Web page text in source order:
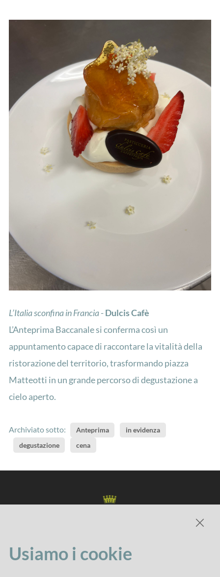
L’Italia sconfina in Francia-Dulcis Cafè
L’Anteprima Baccanale si conferma così un
appuntamento capace di raccontare la vitalità della
ristorazione del territorio, trasformando piazza
Matteotti in un grande percorso di degustazione a
cielo aperto.
Archiviato sotto: Anteprima
in evidenza
degustazione
cena
Usiamo i cookie